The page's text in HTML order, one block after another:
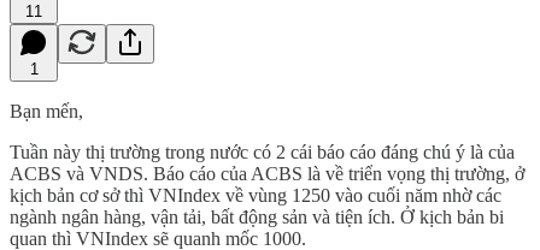
11
1
Bạn mến,
Tuần này thị trường trong nước có 2 cái báo cáo đáng chú ý là của
ACBS và VNDS. Báo cáo của ACBS là về triển vọng thị trường, ở
kịch bản cơ sở thì VNIndex về vùng 1250 vào cuối năm nhờ các
ngành ngân hàng, vận tải, bất động sản và tiện ích. Ở kịch bản bi
quan thì VNIndex sẽ quanh mốc 1000.